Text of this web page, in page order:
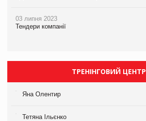
03 липня 2023
Тендери компанії
ТРЕНІНГОВИЙ ЦЕНТР
Яна Олентир
Тетяна Ільєнко